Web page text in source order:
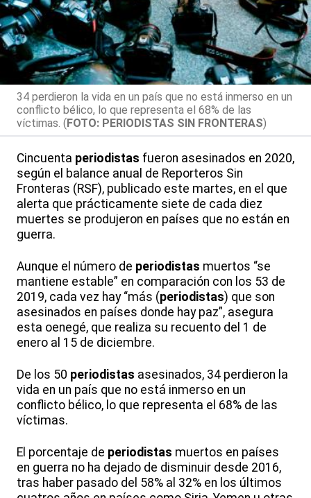
34 perdieron la vida en un país que no está inmerso en un
conflicto bélico, lo que representa el 68% de las
víctimas. (FOTO: PERIODISTAS SIN FRONTERAS)
Cincuenta periodistas fueron asesinados en 2020,
según el balance anual de Reporteros Sin
Fronteras (RSF), publicado este martes, en el que
alerta que prácticamente siete de cada diez
muertes se produjeron en países que no están en
guerra.
Aunque el número de periodistas muertos “se
mantiene estable” en comparación con los 53 de
2019, cada vez hay “más (periodistas) que son
asesinados en países donde hay paz”, asegura
esta oenegé, que realiza su recuento del 1 de
enero al 15 de diciembre.
De los 50 periodistas asesinados, 34 perdieron la
vida en un país que no está inmerso en un
conflicto bélico, lo que representa el 68% de las
víctimas.
El porcentaje de periodistas muertos en países
en guerra no ha dejado de disminuir desde 2016,
tras haber pasado del 58% al 32% en los últimos